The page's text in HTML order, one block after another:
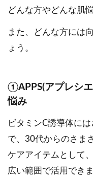
どんな方やどんな肌
また、どんな方には
ょう。
①APPS(アプレシ
悩み
ビタミンC誘導体に
で、30代からのさま
ケアアイテムとして
広い範囲で活用できま